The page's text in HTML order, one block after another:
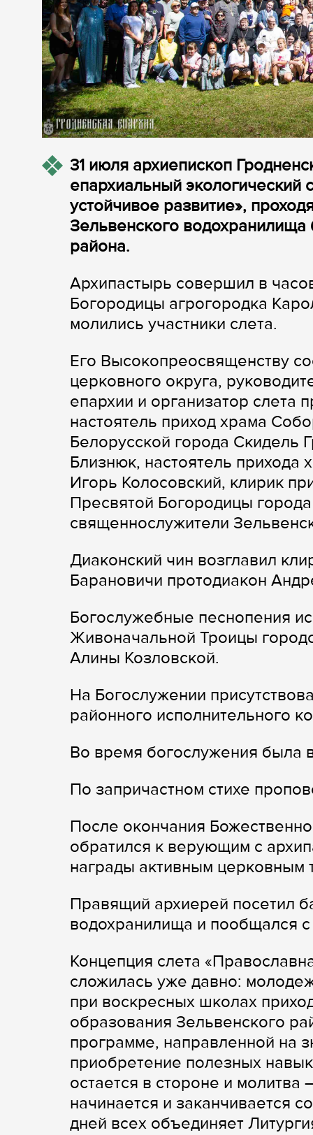
31 июля архиепископ
епархиальный экологический
устойчивое развитие»,
Зельвенского водохранилища
района.
Архипастырь совершил в
Богородицы агрогородка
молились участники слета.
Его Высокопреосвященству
церковного округа,
епархии и организатор слета
настоятель приход храма
Белорусской города Скидель
Близнюк, настоятель
Игорь Колосовский, клирик
Пресвятой Богородицы
священнослужители
Диаконский чин возглавил
Барановичи протодиакон
Богослужебные песнопения
Живоначальной Троицы
Алины Козловской.
На Богослужении
районного исполнительного
Во время богослужения была
По запричастном стихе
После окончания
обратился к верующим с
награды активным церковным
Правящий архиерей посетил
водохранилища и пообщался с
Концепция слета
сложилась уже давно:
при воскресных школах
образования Зельвенского
программе, направленной на
приобретение полезных
остается в стороне и
начинается и заканчивается
дней всех объединяет